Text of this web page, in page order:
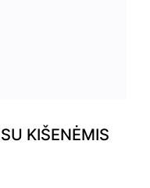
KIŠENĖMIS